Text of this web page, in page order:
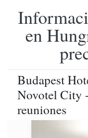
en
Budapest
Novotel City
reuniones